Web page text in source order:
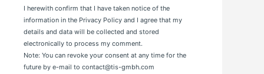
I herewith confirm that I have taken notice of the
information in the Privacy Policy and I agree that my
details and data will be collected and stored
electronically to process my comment.
Note: You can revoke your consent at any time for the
future by e-mail to contact@tis-gmbh.com